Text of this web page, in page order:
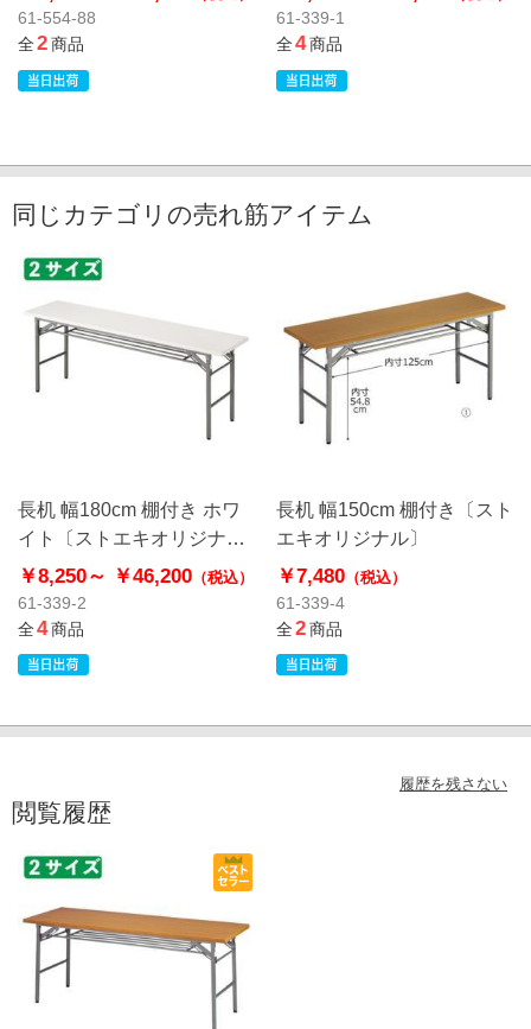
61-554-88
全2商品
61-339-1
全4商品
同じカテゴリの売れ筋アイテム
長机 幅180cm 棚付き ホワ
イト〔ストエキオリジナ
ル〕
￥8,250～ ￥46,200 （税込）
61-339-2
全4商品
長机 幅150cm 棚付き〔スト
エキオリジナル〕
￥7,480（税込）
61-339-4
全2商品
履歴を残さない
閲覧履歴